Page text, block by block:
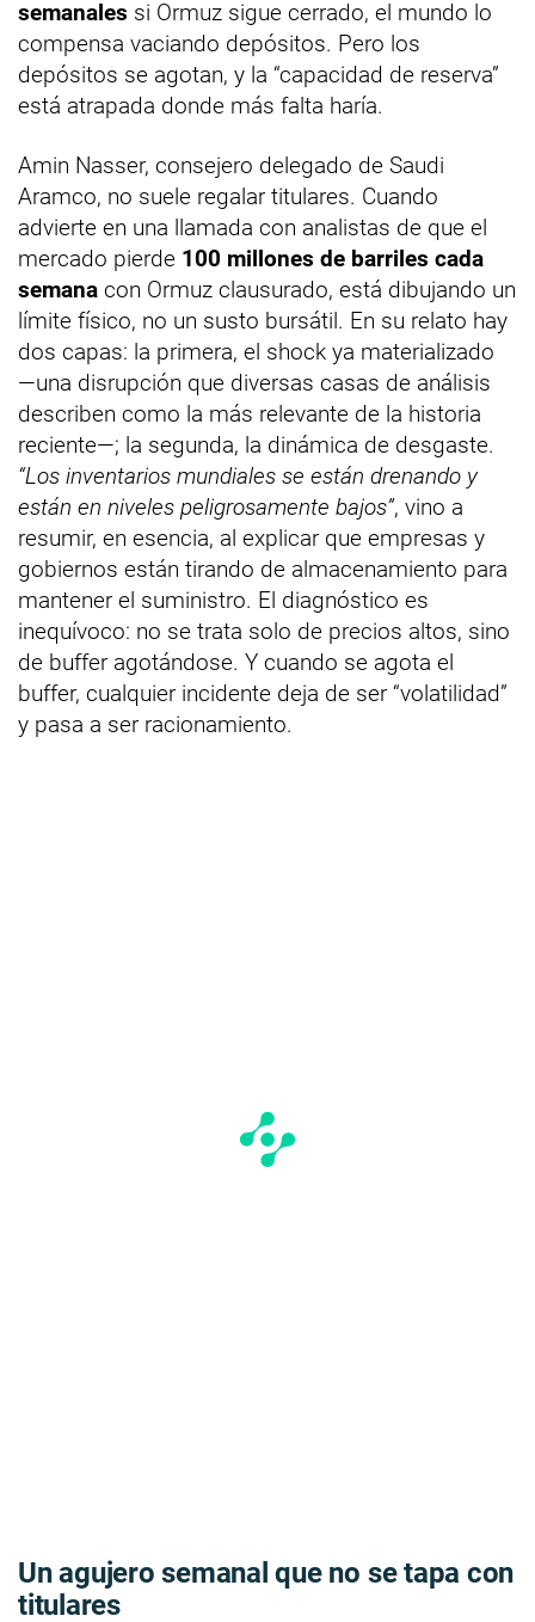
semanales si Ormuz sigue cerrado, el mundo lo
compensa vaciando depósitos. Pero los
depósitos se agotan, y la “capacidad de reserva”
está atrapada donde más falta haría.
Amin Nasser, consejero delegado de Saudi
Aramco, no suele regalar titulares. Cuando
advierte en una llamada con analistas de que el
mercado pierde 100 millones de barriles cada
semana con Ormuz clausurado, está dibujando un
límite físico, no un susto bursátil. En su relato hay
dos capas: la primera, el shock ya materializado
—una disrupción que diversas casas de análisis
describen como la más relevante de la historia
reciente—; la segunda, la dinámica de desgaste.
“Los inventarios mundiales se están drenando y
están en niveles peligrosamente bajos”, vino a
resumir, en esencia, al explicar que empresas y
gobiernos están tirando de almacenamiento para
mantener el suministro. El diagnóstico es
inequívoco: no se trata solo de precios altos, sino
de buffer agotándose. Y cuando se agota el
buffer, cualquier incidente deja de ser “volatilidad”
y pasa a ser racionamiento.
Un agujero semanal que no se tapa con
titulares